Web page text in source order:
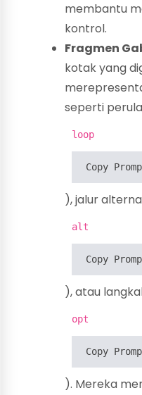
membantu
kontrol.
Fragmen
kotak yang
seperti
loop
Copy
), jalur
alt
Copy
), atau
opt
Copy
). Mereka